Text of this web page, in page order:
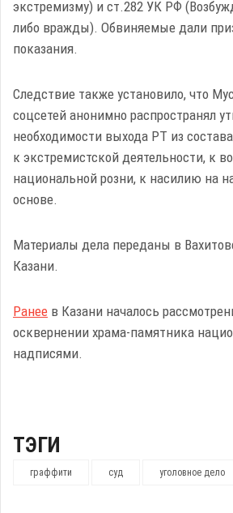
экстремизму) и ст.282 УК РФ
либо вражды). Обвиняемые дали
показания.
Следствие также установило, что
соцсетей анонимно распространял
необходимости выхода РТ из
к экстремистской деятельности, к
национальной розни, к насилию на
основе.
Материалы дела переданы в
Казани.
Ранее в Казани началось
осквернении храма-памятника
надписями.
ТЭГИ
граффити суд уголовное дело